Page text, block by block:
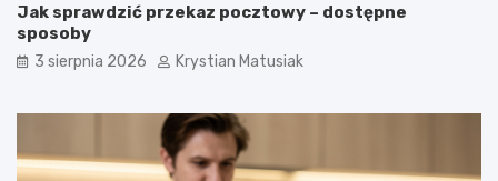
Jak sprawdzić przekaz pocztowy – dostępne
sposoby
3 sierpnia 2026 Krystian Matusiak